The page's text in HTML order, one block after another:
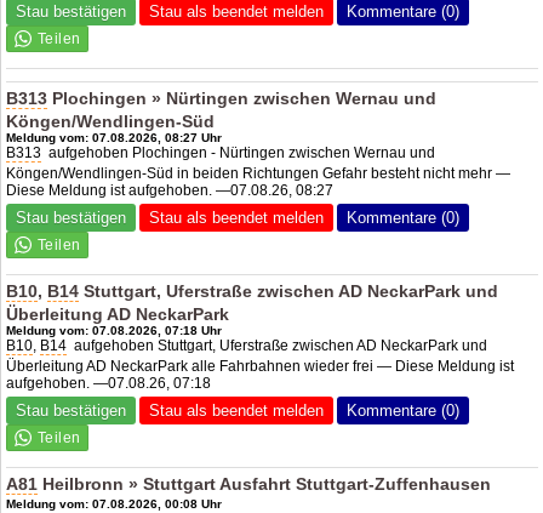
Stau bestätigen Stau als beendet melden Kommentare (0)
B313 Plochingen » Nürtingen zwischen Wernau und
Köngen/Wendlingen-Süd
Meldung vom: 07.08.2026, 08:27 Uhr
B313 aufgehoben Plochingen - Nürtingen zwischen Wernau und
Köngen/Wendlingen-Süd in beiden Richtungen Gefahr besteht nicht mehr —
Diese Meldung ist aufgehoben. —07.08.26, 08:27
Stau bestätigen Stau als beendet melden Kommentare (0)
B10, B14 Stuttgart, Uferstraße zwischen AD NeckarPark und
Überleitung AD NeckarPark
Meldung vom: 07.08.2026, 07:18 Uhr
B10, B14 aufgehoben Stuttgart, Uferstraße zwischen AD NeckarPark und
Überleitung AD NeckarPark alle Fahrbahnen wieder frei — Diese Meldung ist
aufgehoben. —07.08.26, 07:18
Stau bestätigen Stau als beendet melden Kommentare (0)
A81 Heilbronn » Stuttgart Ausfahrt Stuttgart-Zuffenhausen
Meldung vom: 07.08.2026, 00:08 Uhr